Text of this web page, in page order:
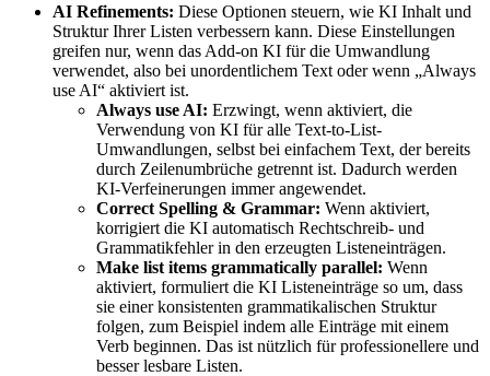
AI Refinements: Diese Optionen steuern, wie KI Inhalt und
Struktur Ihrer Listen verbessern kann. Diese Einstellungen
greifen nur, wenn das Add-on KI für die Umwandlung
verwendet, also bei unordentlichem Text oder wenn „Always
use AI“ aktiviert ist.
Always use AI: Erzwingt, wenn aktiviert, die
Verwendung von KI für alle Text-to-List-
Umwandlungen, selbst bei einfachem Text, der bereits
durch Zeilenumbrüche getrennt ist. Dadurch werden
KI-Verfeinerungen immer angewendet.
Correct Spelling & Grammar: Wenn aktiviert,
korrigiert die KI automatisch Rechtschreib- und
Grammatikfehler in den erzeugten Listeneinträgen.
Make list items grammatically parallel: Wenn
aktiviert, formuliert die KI Listeneinträge so um, dass
sie einer konsistenten grammatikalischen Struktur
folgen, zum Beispiel indem alle Einträge mit einem
Verb beginnen. Das ist nützlich für professionellere und
besser lesbare Listen.